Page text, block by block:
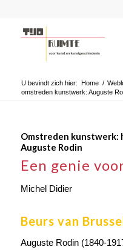
U bevindt zich hier: Home /
omstreden kunstwerk: Auguste
Omstreden kunstwerk:
Auguste Rodin
Een genie
Michel Didier
Beurs van
Auguste Rodin (1840-